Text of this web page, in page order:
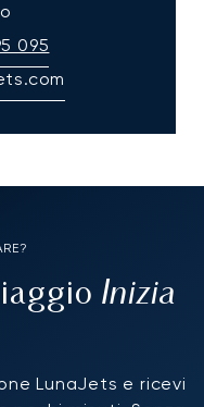
095
Inizia
LunaJets e ricevi